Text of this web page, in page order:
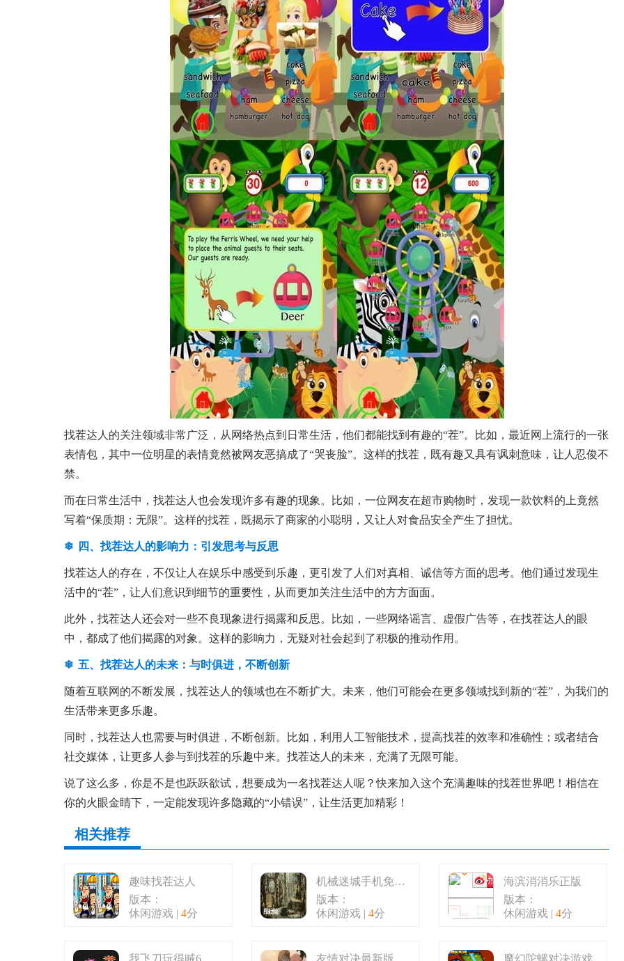
找茬达人的关注领域非常广泛，从网络热点到日常生活，他们都能找到有趣的“茬”。比如，最近网上流行的一张
表情包，其中一位明星的表情竟然被网友恶搞成了“哭丧脸”。这样的找茬，既有趣又具有讽刺意味，让人忍俊不
禁。
而在日常生活中，找茬达人也会发现许多有趣的现象。比如，一位网友在超市购物时，发现一款饮料的上竟然
写着“保质期：无限”。这样的找茬，既揭示了商家的小聪明，又让人对食品安全产生了担忧。
四、找茬达人的影响力：引发思考与反思
找茬达人的存在，不仅让人在娱乐中感受到乐趣，更引发了人们对真相、诚信等方面的思考。他们通过发现生
活中的“茬”，让人们意识到细节的重要性，从而更加关注生活中的方方面面。
此外，找茬达人还会对一些不良现象进行揭露和反思。比如，一些网络谣言、虚假广告等，在找茬达人的眼
中，都成了他们揭露的对象。这样的影响力，无疑对社会起到了积极的推动作用。
五、找茬达人的未来：与时俱进，不断创新
随着互联网的不断发展，找茬达人的领域也在不断扩大。未来，他们可能会在更多领域找到新的“茬”，为我们的
生活带来更多乐趣。
同时，找茬达人也需要与时俱进，不断创新。比如，利用人工智能技术，提高找茬的效率和准确性；或者结合
社交媒体，让更多人参与到找茬的乐趣中来。找茬达人的未来，充满了无限可能。
说了这么多，你是不是也跃跃欲试，想要成为一名找茬达人呢？快来加入这个充满趣味的找茬世界吧！相信在
你的火眼金睛下，一定能发现许多隐藏的“小错误”，让生活更加精彩！
相关推荐
趣味找茬达人
版本：
休闲游戏 | 4分
机械迷城手机免费版完整版
版本：
休闲游戏 | 4分
海滨消消乐正版
版本：
休闲游戏 | 4分
友情对决最新版 魔幻陀螺对决游戏